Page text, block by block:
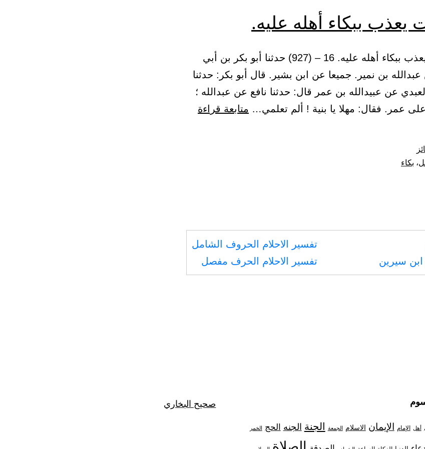
يعذب ببكاء أهله عليه.
(9) باب الميت يعذب ببكاء أهله عليه. 16 – (927) حدثنا أبو بكر بن أبي
بن نمير. جميعا عن ابن بشير. قال أبو بكر: حدثنا
عن عبيدالله بن عمر قال: حدثنا نافع عن عبدالله ؛
عمر. فقال: مهلا يا بنية ! ألم تعلمي… متابعة قراءة
، بكاء
ابن سيرين
تفسير الاحلام الحروف الشامل
تفسير الاحلام الحرف مفصل
أهل الإمام الإيمان الاسلام الجمعة الجنة الجنه الحج الخمر
صحيح البخاري